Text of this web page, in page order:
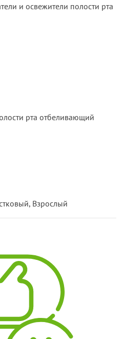
и освежители полости рта
рта отбеливающий
Взрослый